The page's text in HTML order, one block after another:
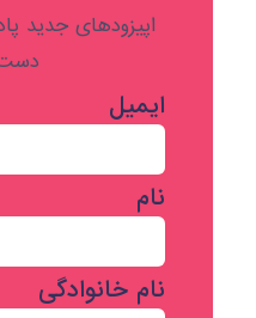
اپیزودهای جدید
ایمیل
نام
نام خانوادگی